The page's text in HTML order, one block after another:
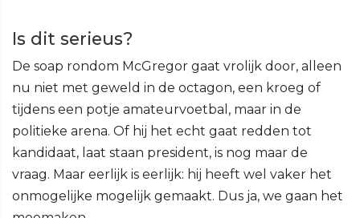
Is dit serieus?
De soap rondom McGregor gaat vrolijk door, alleen
nu niet met geweld in de octagon, een kroeg of
tijdens een potje amateurvoetbal, maar in de
politieke arena. Of hij het echt gaat redden tot
kandidaat, laat staan president, is nog maar de
vraag. Maar eerlijk is eerlijk: hij heeft wel vaker het
onmogelijke mogelijk gemaakt. Dus ja, we gaan het